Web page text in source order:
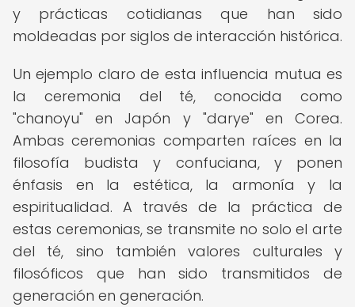
y prácticas cotidianas que han sido
moldeadas por siglos de interacción histórica.
Un ejemplo claro de esta influencia mutua es
la ceremonia del té, conocida como
"chanoyu" en Japón y "darye" en Corea.
Ambas ceremonias comparten raíces en la
filosofía budista y confuciana, y ponen
énfasis en la estética, la armonía y la
espiritualidad. A través de la práctica de
estas ceremonias, se transmite no solo el arte
del té, sino también valores culturales y
filosóficos que han sido transmitidos de
generación en generación.